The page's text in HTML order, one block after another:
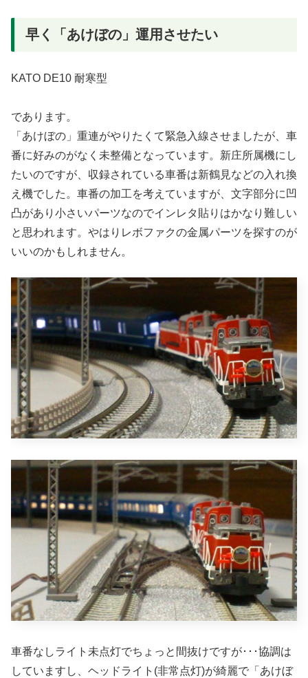
早く「あけぼの」運用させたい
KATO DE10 耐寒型
であります。
「あけぼの」重連がやりたくて緊急入線させましたが、車
番に好みのがなく未整備となっています。新庄所属機にし
たいのですが、収録されている車番は新鶴見などの入れ換
え機でした。車番の加工を考えていますが、文字部分に凹
凸があり小さいパーツなのでインレタ貼りはかなり難しい
と思われます。やはりレボファクの金属パーツを探すのが
いいのかもしれません。
車番なしライト未点灯でちょっと間抜けですが･･･協調は
していますし、ヘッドライト(非常点灯)が綺麗で「あけぼ